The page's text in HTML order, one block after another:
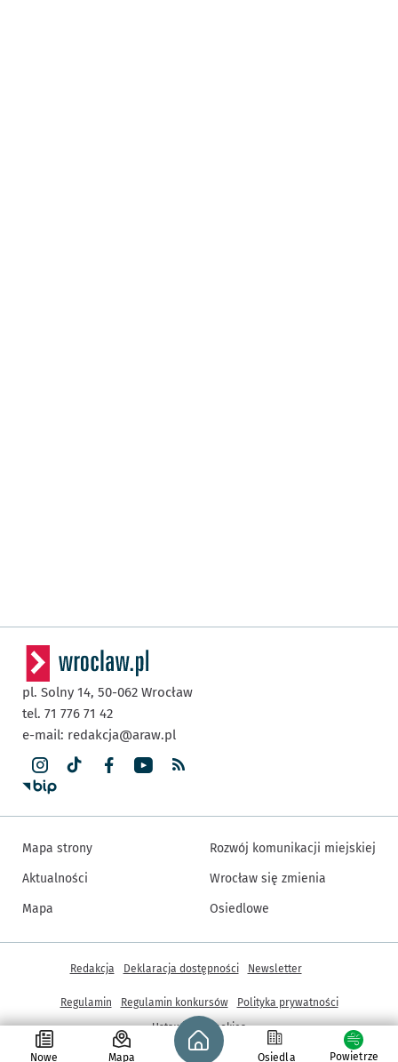
Nowe Mapa
Strona główna - wroclaw.pl
Osiedla Powietrze
pl. Solny 14, 50-062 Wrocław
tel. 71 776 71 42
e-mail: redakcja@araw.pl
Mapa strony
Aktualności
Mapa
Rozwój komunikacji miejskiej
Wrocław się zmienia
Osiedlowe
Inne informacje
Redakcja Deklaracja dostępności Newsletter
Regulamin Regulamin konkursów
Polityka prywatności
Ustawienia cookies